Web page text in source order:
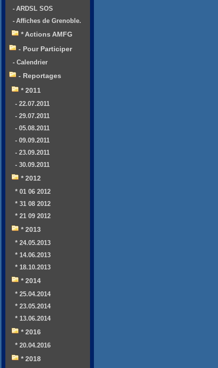
- ARDSL SOS
- Affiches de Grenoble.
* Actions AMFG
- Pour Participer
- Calendrier
- Reportages
* 2011
- 22.07.2011
- 29.07.2011
- 05.08.2011
- 09.09.2011
- 23.09.2011
- 30.09.2011
* 2012
* 01 06 2012
* 31 08 2012
* 21 09 2012
* 2013
* 24.05.2013
* 14.06.2013
* 18.10.2013
* 2014
* 25.04.2014
* 23.05.2014
* 13.06.2014
* 2016
* 20.04.2016
* 2018